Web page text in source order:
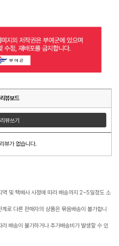
리뷰보드
리뷰쓰기
뷰가 없습니다.
및 택배사 사정에 따라 배송까지 2~5일정도 소
로 다른 판매자의 상품은 묶음배송이 불가합니
배송이 불가하거나 추가배송비가 발생할 수 있